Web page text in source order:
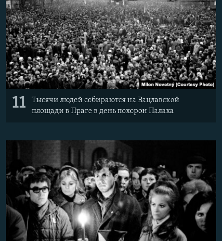
11
Тысячи людей собираются на Вацлавской
площади в Праге в день похорон Палаха